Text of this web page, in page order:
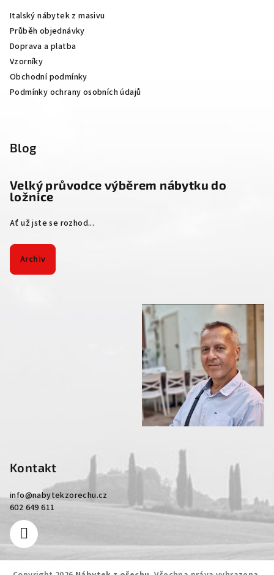
Italský nábytek z masivu
Průběh objednávky
Doprava a platba
Vzorníky
Obchodní podmínky
Podmínky ochrany osobních údajů
Blog
Velký průvodce výběrem nábytku do
ložnice
Ať už jste se rozhod...
Archiv
Kontakt
info@nabytekzorechu.cz
602 649 611